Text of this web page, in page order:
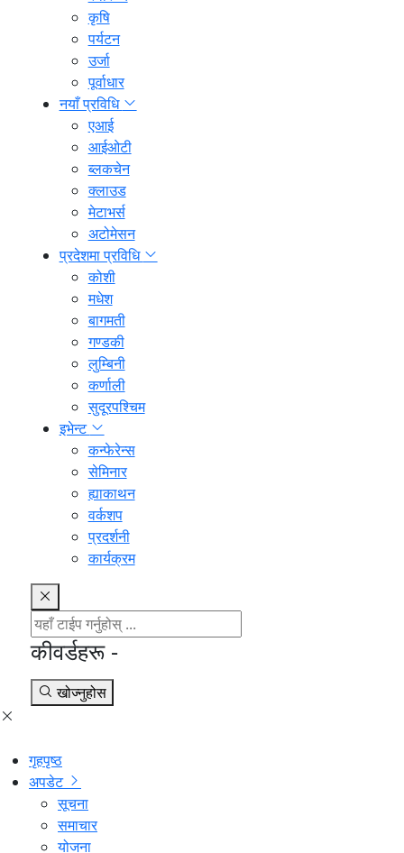
कृषि
पर्यटन
उर्जा
पूर्वाधार
नयाँ प्रविधि
एआई
आईओटी
ब्लकचेन
क्लाउड
मेटाभर्स
अटोमेसन
प्रदेशमा प्रविधि
कोशी
मधेश
बागमती
गण्डकी
लुम्बिनी
कर्णाली
सुदूरपश्चिम
इभेन्ट
कन्फेरेन्स
सेमिनार
ह्याकाथन
वर्कशप
प्रदर्शनी
कार्यक्रम
कीवर्डहरू -
खोज्नुहोस
गृहपृष्ठ
अपडेट
सूचना
समाचार
योजना